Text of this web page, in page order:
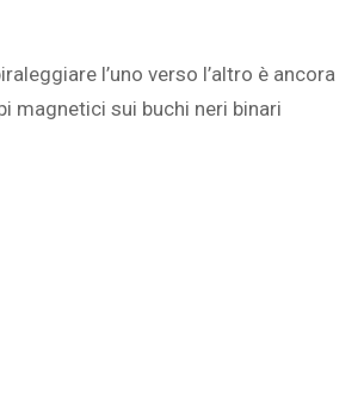
l’uno verso l’altro è ancora
magnetici sui buchi neri binari